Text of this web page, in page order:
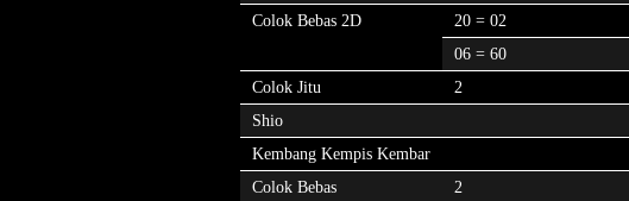
Colok Bebas 2D
20 = 02
06 = 60
Colok Jitu
2
Shio
Kembang Kempis Kembar
Colok Bebas
2